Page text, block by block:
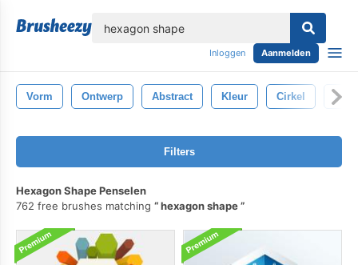
Inloggen Aanmelden
Vorm Ontwerp Abstract Kleur Cirkel
Filters
Hexagon Shape Penselen
762 free brushes matching
hexagon shape